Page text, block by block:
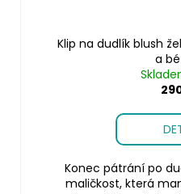
Klip na dudlík blush
a
Konec pátrání po
maličkost, která